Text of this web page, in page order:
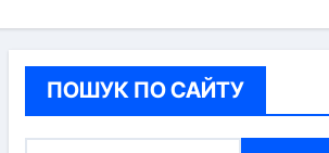
ПОШУК ПО САЙТУ